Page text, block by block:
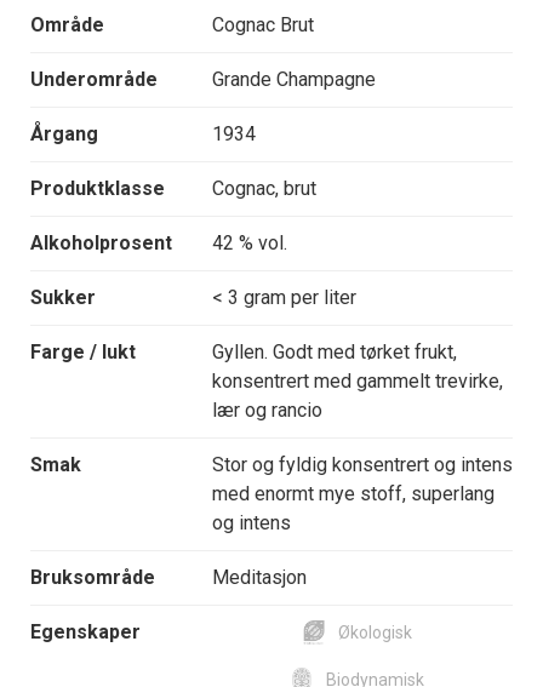
Område Cognac Brut
Underområde Grande Champagne
Årgang 1934
Produktklasse Cognac, brut
Alkoholprosent 42 % vol.
Sukker < 3 gram per liter
Farge / lukt
Gyllen. Godt med tørket frukt,
konsentrert med gammelt trevirke,
lær og rancio
Smak
Stor og fyldig konsentrert og intens
med enormt mye stoff, superlang
og intens
Bruksområde Meditasjon
Egenskaper Økologisk
Biodynamisk